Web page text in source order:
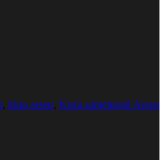
, kino arsen, Kuća umjetnosti Arsen